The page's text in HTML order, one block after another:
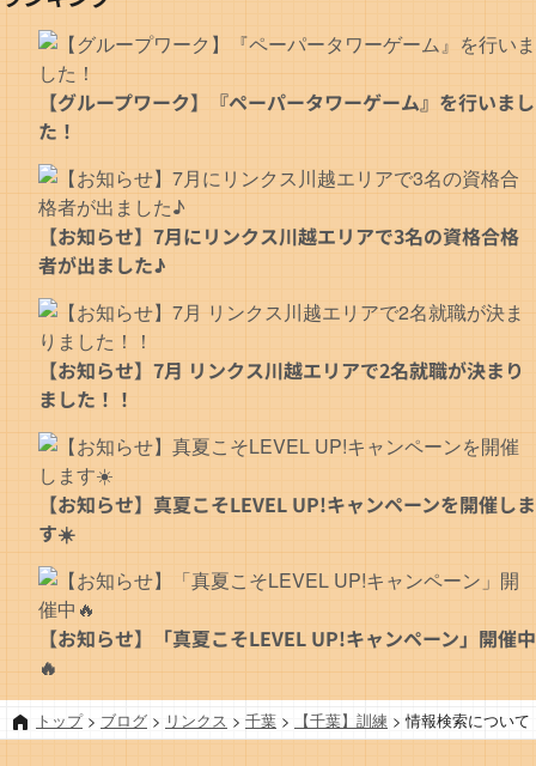
トップ> ブログ > リンクス > 千葉 > 【千葉】訓練 >情報検索について
【グループワーク】『ペーパータワーゲーム』を行いまし
た！
【お知らせ】7月にリンクス川越エリアで3名の資格合格
者が出ました♪
【お知らせ】7月 リンクス川越エリアで2名就職が決まり
ました！！
【お知らせ】真夏こそLEVEL UP!キャンペーンを開催しま
す☀️
【お知らせ】「真夏こそLEVEL UP!キャンペーン」開催中
🔥